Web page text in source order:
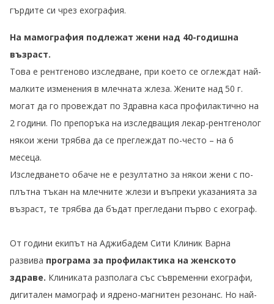
гърдите си чрез ехография.
На мамография подлежат жени над 40-годишна
възраст.
Това е рентгеново изследване, при което се оглеждат най-
малките изменения в млечната жлеза. Жените над 50 г.
могат да го провеждат по Здравна каса профилактично на
2 години. По препоръка на изследващия лекар-рентгенолог
някои жени трябва да се преглеждат по-често – на 6
месеца.
Изследването обаче не е резултатно за някои жени с по-
плътна тъкан на млечните жлези и въпреки указанията за
възраст, те трябва да бъдат прегледани първо с ехограф.
От години екипът на Аджибадем Сити Клиник Варна
развива програма за профилактика на женското
здраве. Клиниката разполага със съвременни ехографи,
дигитален мамограф и ядрено-магнитен резонанс. Но най-